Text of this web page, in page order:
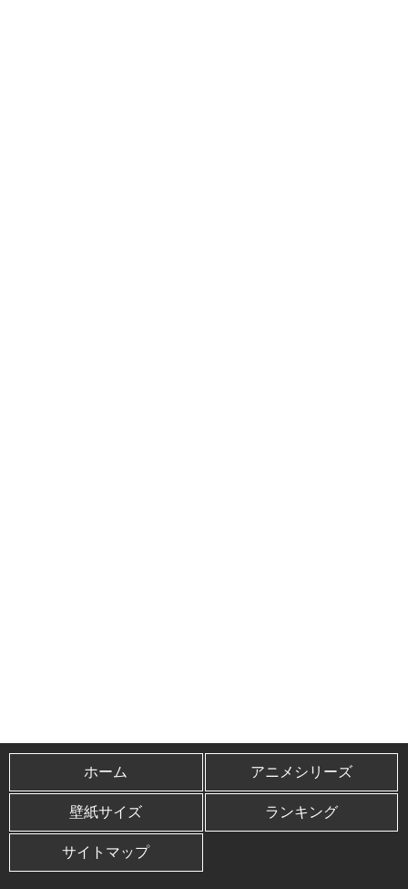
ホーム アニメシリーズ
壁紙サイズ ランキング
サイトマップ